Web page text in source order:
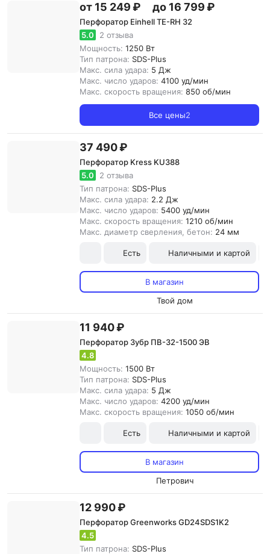
от 15 249 ₽ до 16 799 ₽
Перфоратор Einhell TE-RH 32
5.0
2 отзыва
Мощность: 1250 Вт
Тип патрона: SDS-Plus
Макс. сила удара: 5 Дж
Макс. число ударов: 4100 уд/мин
Макс. скорость вращения: 850 об/мин
Все цены2
37 490 ₽
Перфоратор Kress KU388
5.0
2 отзыва
Тип патрона: SDS-Plus
Макс. сила удара: 2.2 Дж
Макс. число ударов: 5400 уд/мин
Макс. скорость вращения: 1210 об/мин
Макс. диаметр сверления, бетон: 24 мм
Есть Наличными и картой
В магазин
Твой дом
11 940 ₽
Перфоратор Зубр ПВ-32-1500 ЭВ
4.8
Мощность: 1500 Вт
Тип патрона: SDS-Plus
Макс. сила удара: 5 Дж
Макс. число ударов: 4200 уд/мин
Макс. скорость вращения: 1050 об/мин
Есть Наличными и картой
В магазин
Петрович
12 990 ₽
Перфоратор Greenworks GD24SDS1K2
4.5
Тип патрона: SDS-Plus